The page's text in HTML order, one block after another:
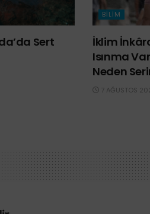
Sert
BILIM
İklim
Isınma
Neden
7 AĞUSTOS